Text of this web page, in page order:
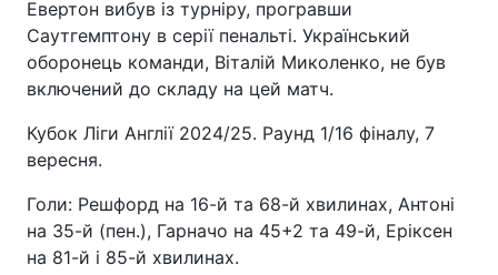
Евертон вибув із турніру, програвши
Саутгемптону в серії пенальті. Український
оборонець команди, Віталій Миколенко, не був
включений до складу на цей матч.
Кубок Ліги Англії 2024/25. Раунд 1/16 фіналу, 7
вересня.
Голи: Решфорд на 16-й та 68-й хвилинах, Антоні
на 35-й (пен.), Гарначо на 45+2 та 49-й, Еріксен
на 81-й і 85-й хвилинах.